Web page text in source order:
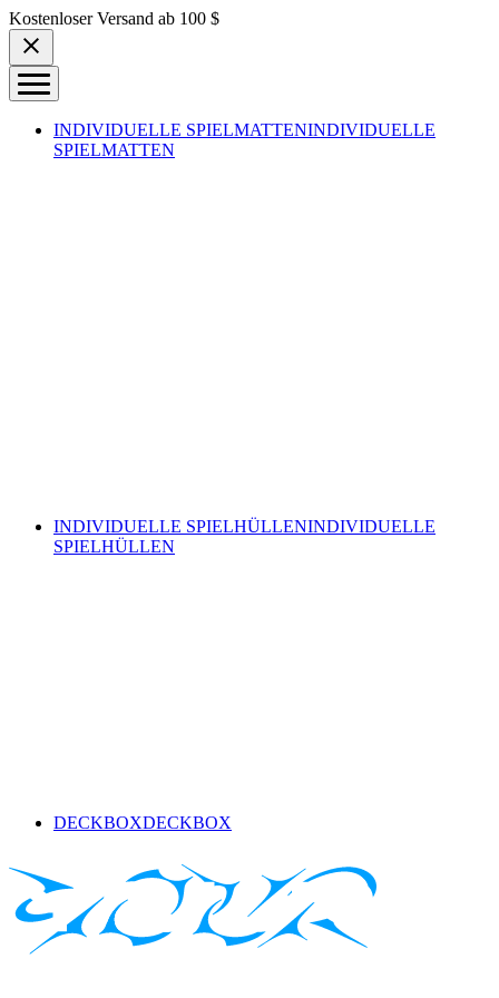
Skip to content
Kostenloser Versand ab 100 $
INDIVIDUELLE SPIELMATTENINDIVIDUELLE
SPIELMATTEN
INDIVIDUELLE SPIELHÜLLENINDIVIDUELLE
SPIELHÜLLEN
DECKBOXDECKBOX